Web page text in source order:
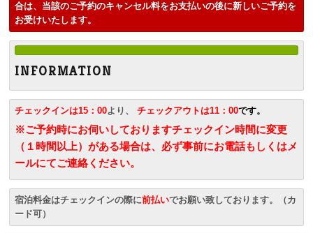
合は、当該のご予約のキャンセル料をお支払いの後に新しいご予約を
お受けいたします。
I N F O R M A T I O N
チェックインは15：00より、チェックアウトは11：00です。
※ご予約時にお伺いしておりますチェックイン時間に変更
（１時間以上）がある場合は、必ず事前にお電話もしくはメ
ールにてご連絡ください。
宿泊料金はチェックインの際に前払いでお願い致しております。（カ
ード可）